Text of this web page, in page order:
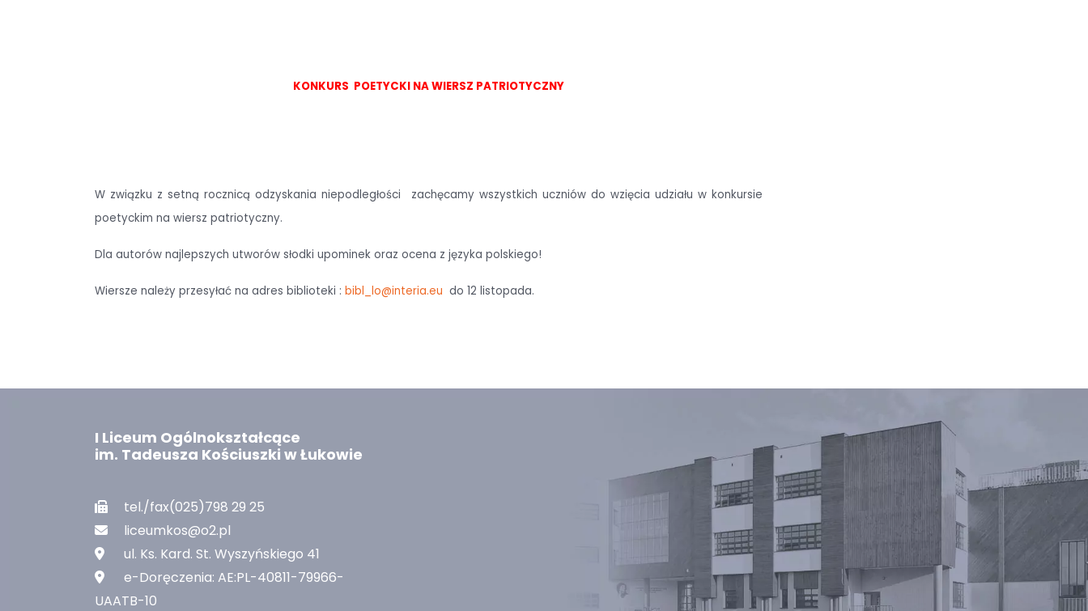
KONKURS POETYCKI NA WIERSZ PATRIOTYCZNY
W związku z setną rocznicą odzyskania niepodległości zachęcamy wszystkich uczniów do wzięcia udziału w konkursie
poetyckim na wiersz patriotyczny.
Dla autorów najlepszych utworów słodki upominek oraz ocena z języka polskiego!
Wiersze należy przesyłać na adres biblioteki : bibl_lo@interia.eu do 12 listopada.
I Liceum Ogólnokształcące
im. Tadeusza Kościuszki w Łukowie
tel./fax(025)798 29 25
liceumkos@o2.pl
ul. Ks. Kard. St. Wyszyńskiego 41
e-Doręczenia: AE:PL-40811-79966-
UAATB-10